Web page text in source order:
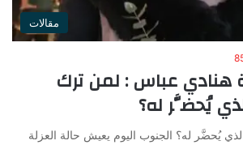
مقالات
هنادي عباس : لمن ترك
يُحضَّر له؟
يُحضَّر له؟ الجنوب اليوم يعيش حالة العزلة